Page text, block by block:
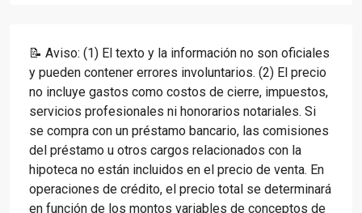
📝 Aviso: (1) El texto y la información no son oficiales
y pueden contener errores involuntarios. (2) El precio
no incluye gastos como costos de cierre, impuestos,
servicios profesionales ni honorarios notariales. Si
se compra con un préstamo bancario, las comisiones
del préstamo u otros cargos relacionados con la
hipoteca no están incluidos en el precio de venta. En
operaciones de crédito, el precio total se determinará
en función de los montos variables de conceptos de